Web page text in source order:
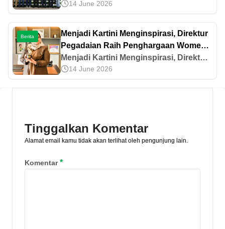
Thohir: Harus Solid Bangun Sepakbola
Bersih
14 June 2026
Berita
Menjadi Kartini Menginspirasi, Direktur
Pegadaian Raih Penghargaan Women’s
Inspiration Awards 2025
Menjadi Kartini Menginspirasi, Direktur
Pegadaian Raih Penghargaan Women’s
Inspiration Awards 2025
14 June 2026
Tinggalkan Komentar
Alamat email kamu tidak akan terlihat oleh pengunjung lain.
Komentar*